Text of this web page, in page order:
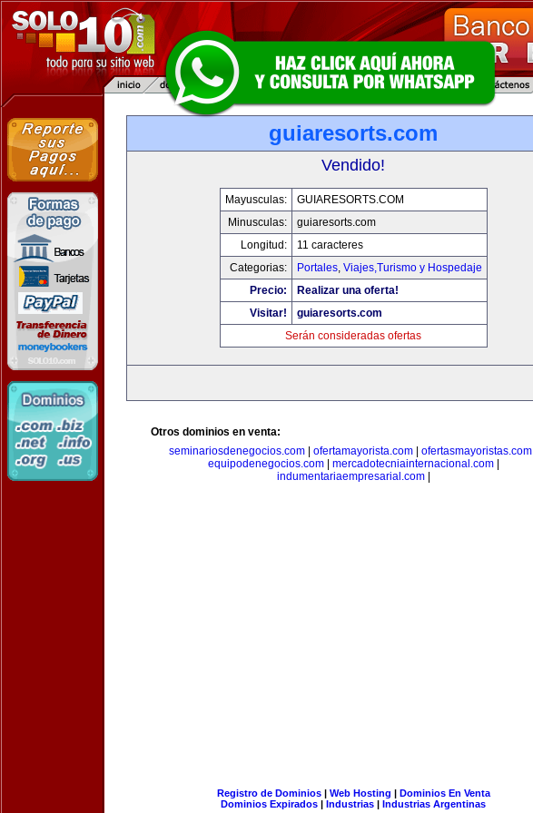
guiaresorts.com
Vendido!
Mayusculas:
GUIARESORTS.COM
Minusculas:
guiaresorts.com
Longitud:
11 caracteres
Categorias:
Portales, Viajes,Turismo y Hospedaje
Precio:
Realizar una oferta!
Visitar!
guiaresorts.com
Serán consideradas ofertas
Otros dominios en venta:
seminariosdenegocios.com
ofertamayorista.com ofertasmayoristas.com
equipodenegocios.com| mercadotecniainternacional.com|
indumentariaempresarial.com|
Registro de Dominios| Web Hosting | Dominios En Venta
Dominios Expirados | Industrias | Industrias Argentinas